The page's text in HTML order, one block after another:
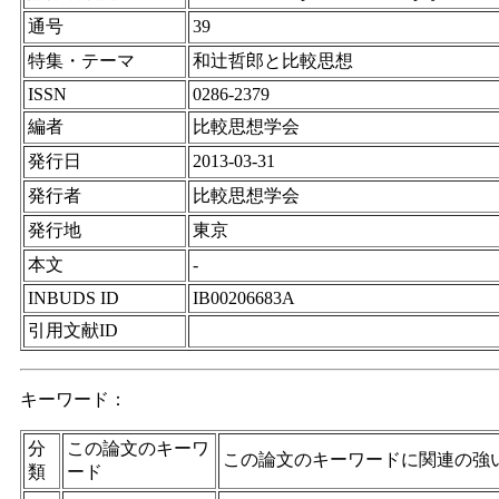
通号
39
特集・テーマ
和辻哲郎と比較思想
ISSN
0286-2379
編者
比較思想学会
発行日
2013-03-31
発行者
比較思想学会
発行地
東京
本文
-
INBUDS ID
IB00206683A
引用文献ID
キーワード：
分
類
この論文のキーワ
ード
この論文のキーワードに関連の強